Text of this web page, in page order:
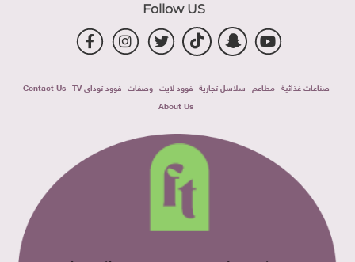
Follow US
صناعات غذائية مطاعم سلاسل تجارية فوود لايت وصفات فوود توداى TV
Contact Us
About Us